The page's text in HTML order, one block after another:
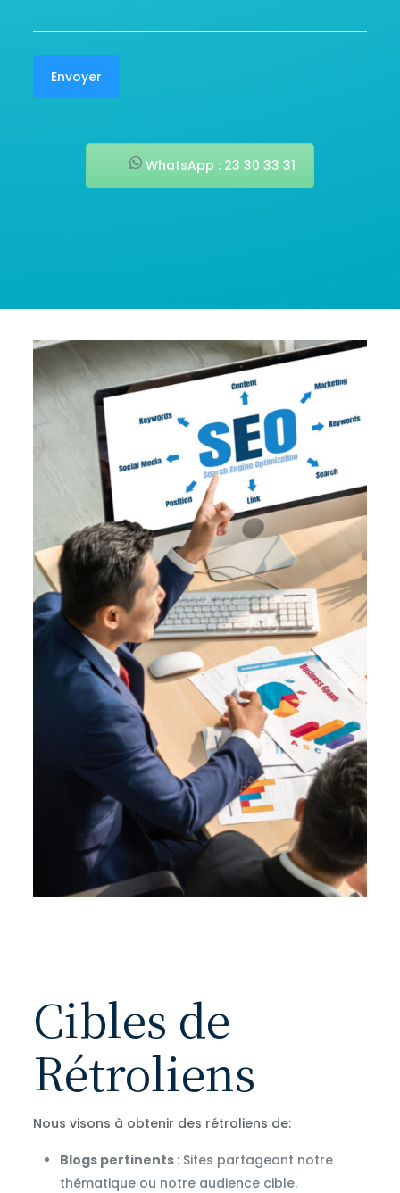
WhatsApp : 23 30 33 31
Cibles de
Rétroliens
Nous visons à obtenir des rétroliens de:
Blogs pertinents : Sites partageant notre
thématique ou notre audience cible.